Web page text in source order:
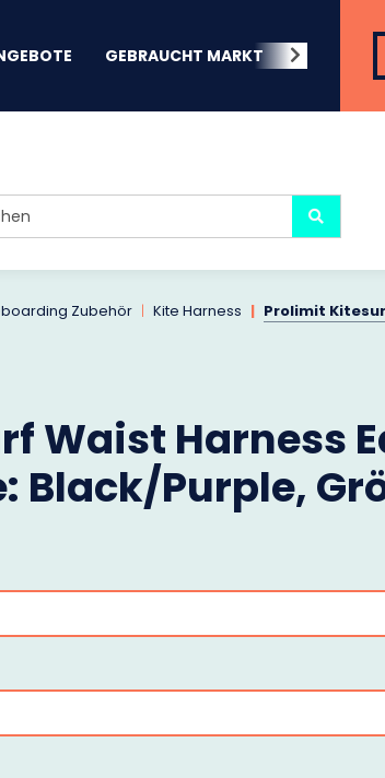
GEBRAUCHT MARKT
Zubehör Kite Harness Prolimit
Waist Harness
Black/Purple,